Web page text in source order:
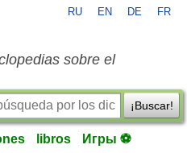
RU EN DE FR
sobre el
¡Buscar!
libros Игры ⚽